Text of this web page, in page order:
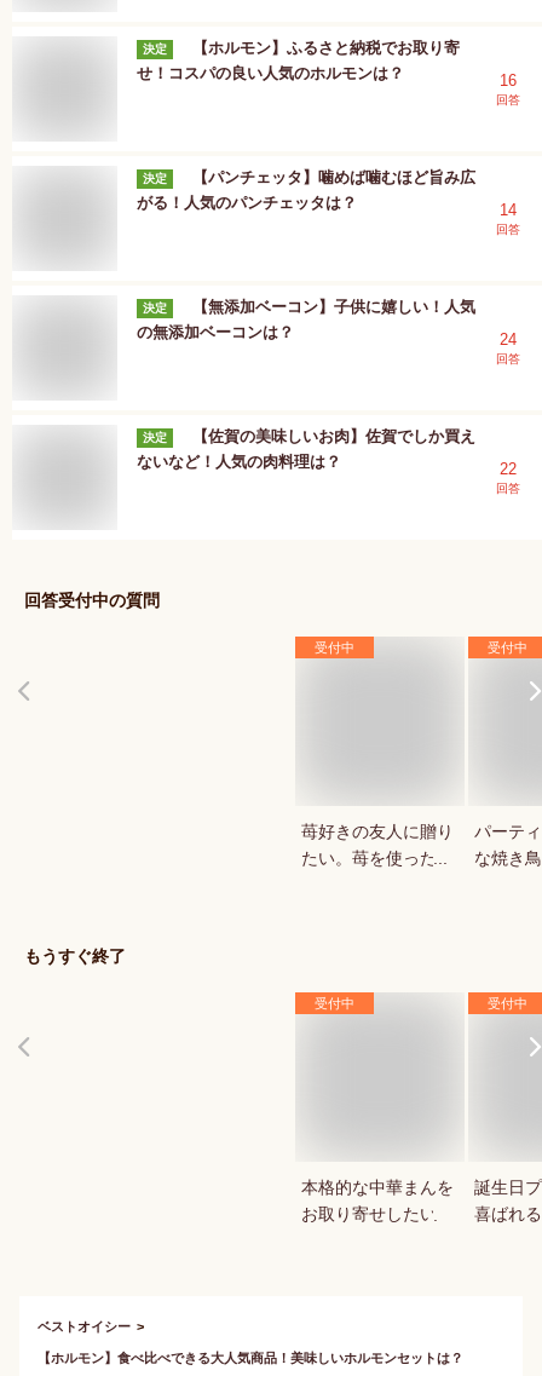
決定
【ホルモン】ふるさと納税でお取り寄
せ！コスパの良い人気のホルモンは？
16
回答
決定
【パンチェッタ】噛めば噛むほど旨み広
がる！人気のパンチェッタは？
14
回答
決定
【無添加ベーコン】子供に嬉しい！人気
の無添加ベーコンは？
24
回答
決定
【佐賀の美味しいお肉】佐賀でしか買え
ないなど！人気の肉料理は？
22
回答
回答受付中の質問
受付中
苺好きの友人に贈り
たい。苺を使ったお
受付中
パーテ
な焼き
もうすぐ終了
受付中
本格的な中華まんを
お取り寄せしたい
受付中
誕生日
喜ばれ
ベストオイシー
【ホルモン】食べ比べできる大人気商品！美味しいホルモンセットは？